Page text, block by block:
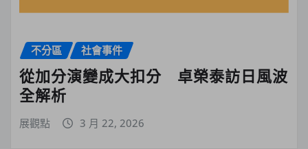
不分區 社會事件
從加分演變成大扣分 卓榮泰訪日風波
全解析
展觀點 3 月 22, 2026